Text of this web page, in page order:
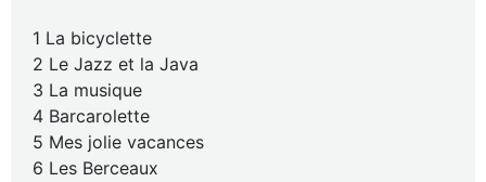
1 La bicyclette
2 Le Jazz et la Java
3 La musique
4 Barcarolette
5 Mes jolie vacances
6 Les Berceaux